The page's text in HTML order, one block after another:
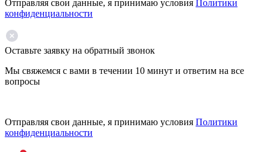
Отправляя свои данные, я принимаю условия Политики
конфиденциальности
Оставьте заявку на обратный звонок
Мы свяжемся с вами в течении 10 минут и ответим на все
вопросы
Отправляя свои данные, я принимаю условия Политики
конфиденциальности